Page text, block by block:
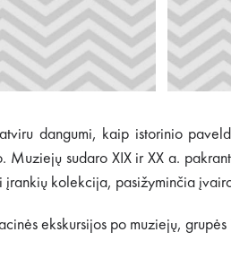
dangumi, kaip istorinio
Muziejų sudaro XIX ir XX a.
kolekcija, pasižyminčia
ekskursijos po muziejų,